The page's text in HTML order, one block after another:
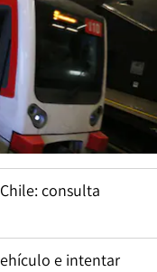
consulta
e intentar